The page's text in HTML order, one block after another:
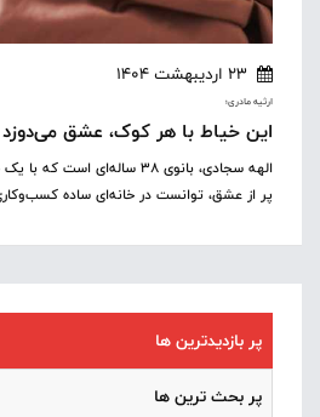
23 اردیبهشت 1404
ارثیه مادری؛
این خیاط با هر کوک، عشق می‌دوزد
الهه سجادی، بانوی ۳۸
پر از عشق، توانست در خانه‌ای ساده
پر بازدیدترین ها
پر بحث ترین ها